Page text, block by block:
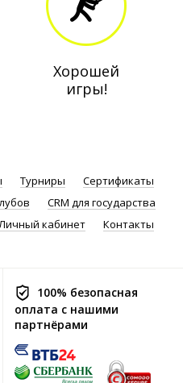
Хорошей
игры!
Турниры
Сертификаты
CRM для государства
кабинет Контакты
100% безопасная
оплата с нашими
партнёрами